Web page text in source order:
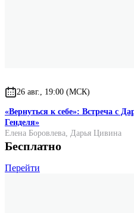
26 авг., 19:00 (МСК)
«Вернуться к себе»: Встреча с
Генделя»
Елена Боровлева, Дарья Цивина
Бесплатно
Перейти